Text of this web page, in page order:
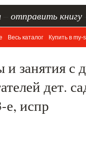
отправить книгу
Весь каталог Купить в my-
занятия с
дет.
е, испр